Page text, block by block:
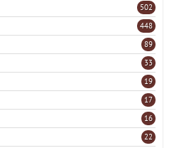
502
448
89
33
19
17
16
22